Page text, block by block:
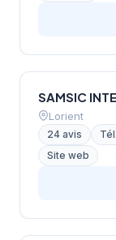
SAMSIC
Lorient
24 avis
Site web